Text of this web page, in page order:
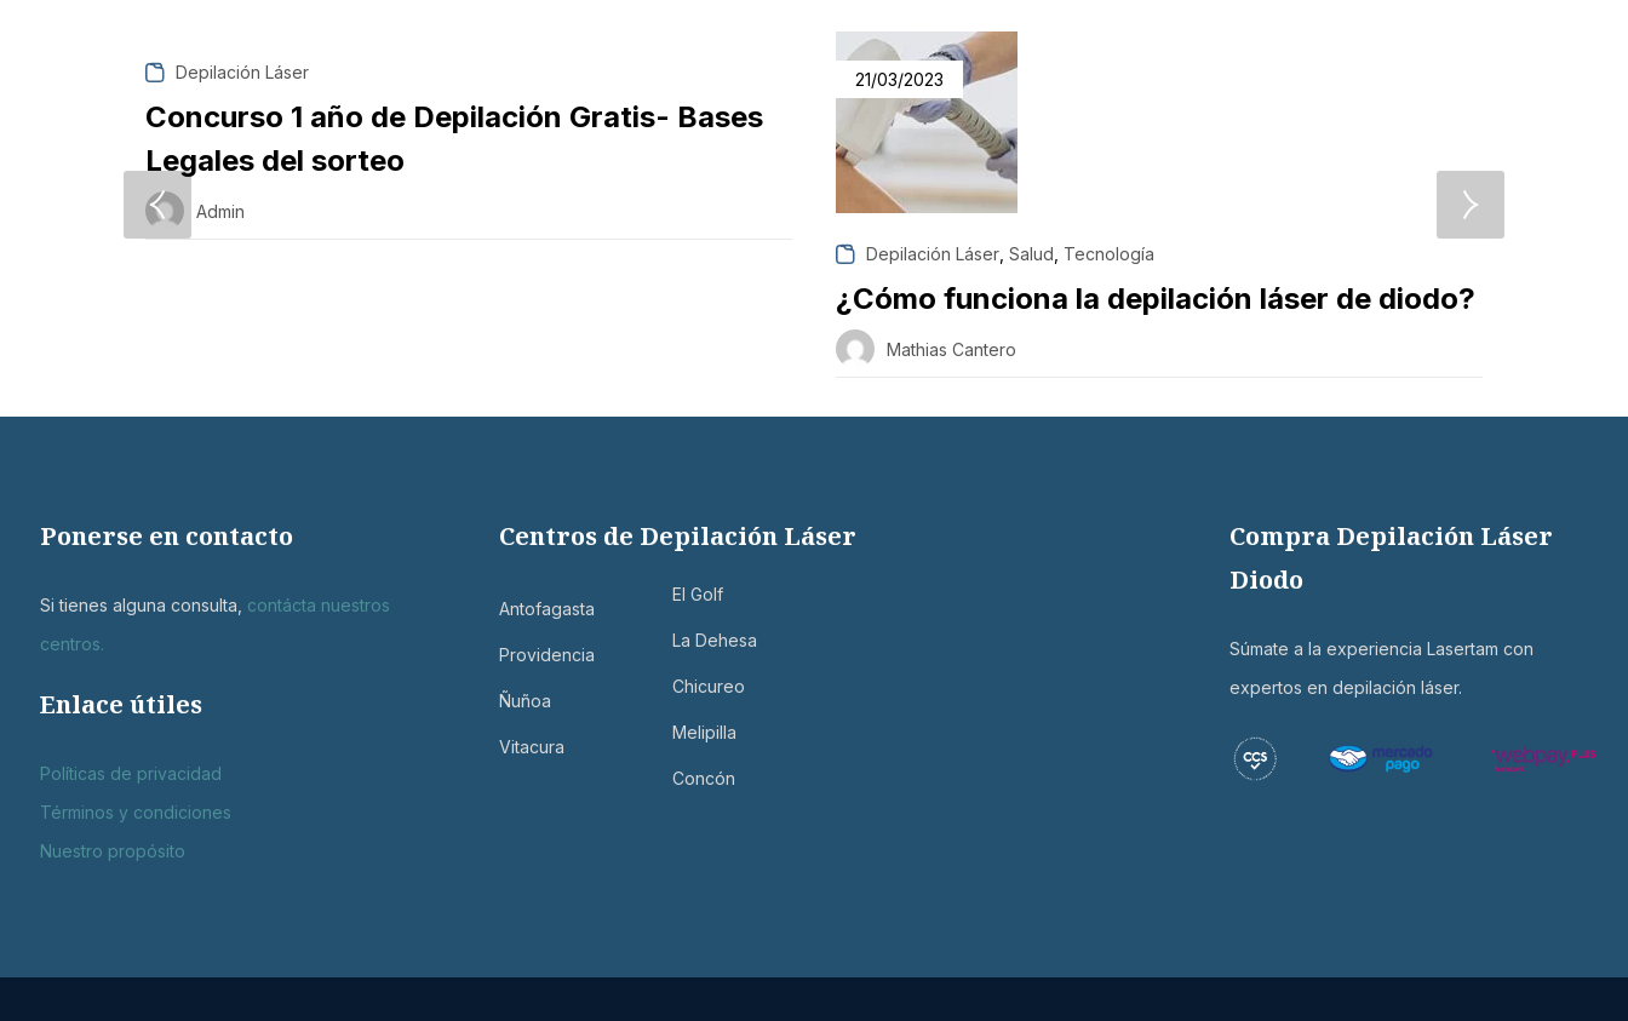
Depilación Láser
Concurso 1 año de Depilación Gratis- Bases
Legales del sorteo
Admin
21/03/2023
Depilación Láser Salud Tecnología
¿Cómo funciona la depilación láser de diodo?
Mathias Cantero
Ponerse en contacto
Si tienes alguna consulta, contácta nuestros
centros.
Enlace útiles
Políticas de privacidad
Términos y condiciones
Nuestro propósito
Centros de Depilación Láser
Antofagasta
Providencia
Ñuñoa
Vitacura
El Golf
La Dehesa
Chicureo
Melipilla
Concón
Compra Depilación Láser
Diodo
Súmate a la experiencia Lasertam con
expertos en depilación láser.